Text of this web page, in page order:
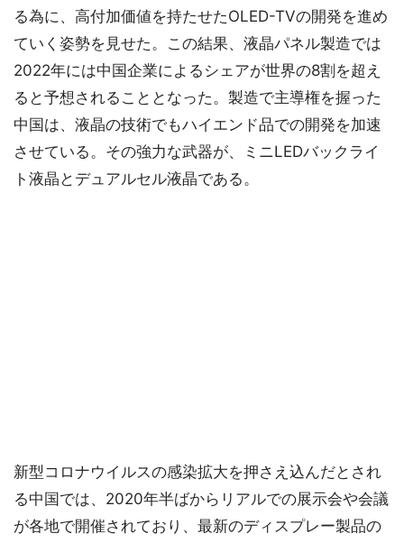
る為に、高付加価値を持たせたOLED-TVの開発を進め
ていく姿勢を見せた。この結果、液晶パネル製造では
2022年には中国企業によるシェアが世界の8割を超え
ると予想されることとなった。製造で主導権を握った
中国は、液晶の技術でもハイエンド品での開発を加速
させている。その強力な武器が、ミニLEDバックライ
ト液晶とデュアルセル液晶である。
新型コロナウイルスの感染拡大を押さえ込んだとされ
る中国では、2020年半ばからリアルでの展示会や会議
が各地で開催されており、最新のディスプレー製品の